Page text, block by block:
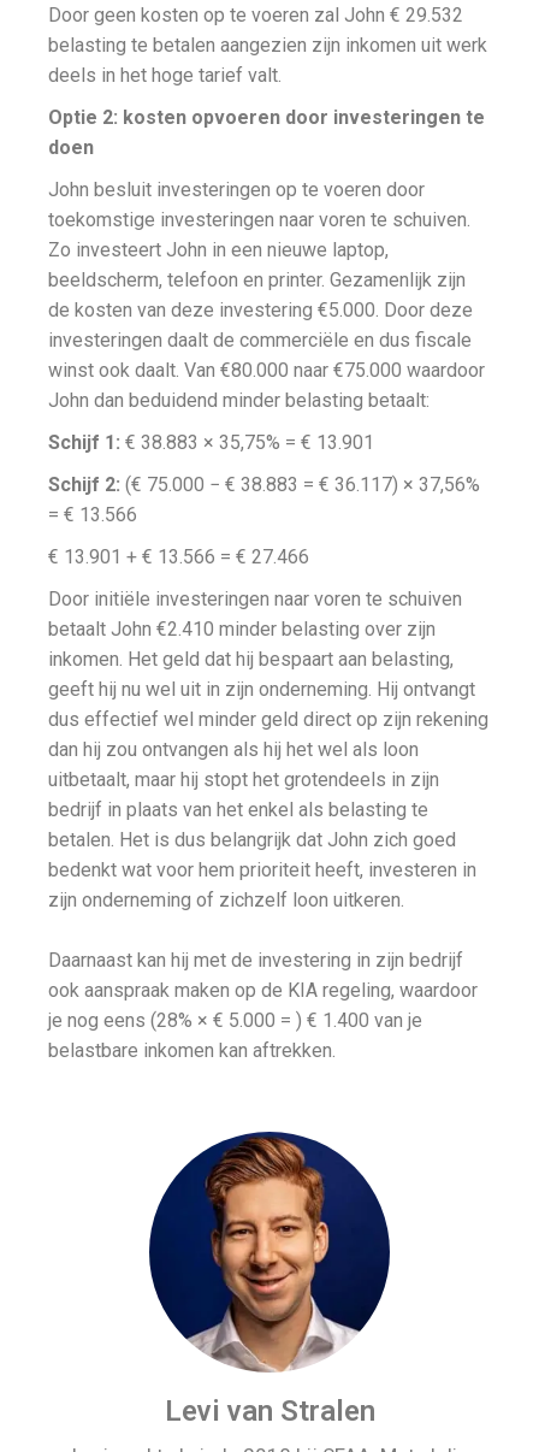
Door geen kosten op te voeren zal John € 29.532
belasting te betalen aangezien zijn inkomen uit werk
deels in het hoge tarief valt.
Optie 2: kosten opvoeren door investeringen te
doen
John besluit investeringen op te voeren door
toekomstige investeringen naar voren te schuiven.
Zo investeert John in een nieuwe laptop,
beeldscherm, telefoon en printer. Gezamenlijk zijn
de kosten van deze investering €5.000. Door deze
investeringen daalt de commerciële en dus fiscale
winst ook daalt. Van €80.000 naar €75.000 waardoor
John dan beduidend minder belasting betaalt:
Schijf 1: € 38.883 × 35,75% = € 13.901
Schijf 2: (€ 75.000 − € 38.883 = € 36.117) × 37,56%
= € 13.566
€ 13.901 + € 13.566 = € 27.466
Door initiële investeringen naar voren te schuiven
betaalt John €2.410 minder belasting over zijn
inkomen. Het geld dat hij bespaart aan belasting,
geeft hij nu wel uit in zijn onderneming. Hij ontvangt
dus effectief wel minder geld direct op zijn rekening
dan hij zou ontvangen als hij het wel als loon
uitbetaalt, maar hij stopt het grotendeels in zijn
bedrijf in plaats van het enkel als belasting te
betalen. Het is dus belangrijk dat John zich goed
bedenkt wat voor hem prioriteit heeft, investeren in
zijn onderneming of zichzelf loon uitkeren.
Daarnaast kan hij met de investering in zijn bedrijf
ook aanspraak maken op de KIA regeling, waardoor
je nog eens (28% × € 5.000 = ) € 1.400 van je
belastbare inkomen kan aftrekken.
Levi van Stralen